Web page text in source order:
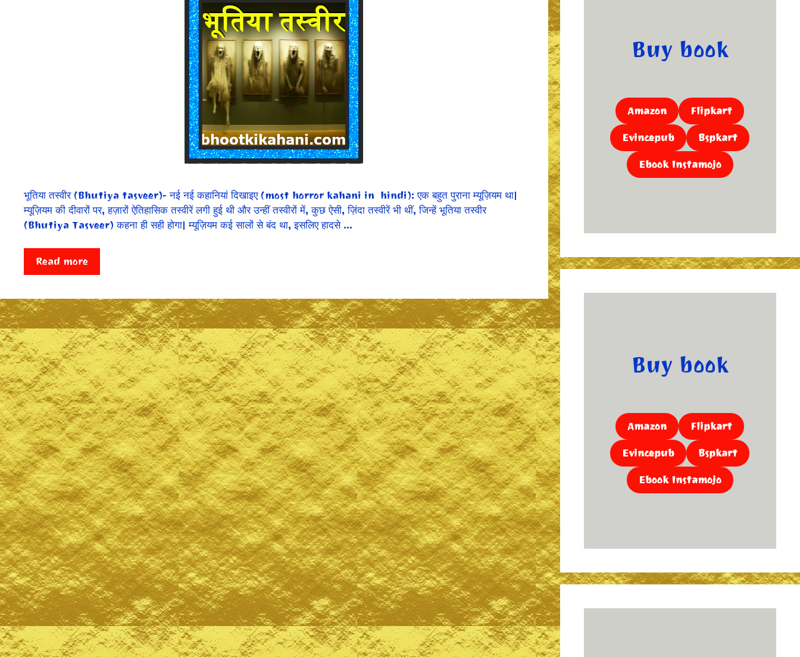
भूतिया तस्वीर (Bhutiya tasveer)- नई नई कहानियां दिखाइए (most horror kahani in hindi): एक बहुत पुराना म्यूज़ियम था|
म्यूज़ियम की दीवारों पर, हज़ारों ऐतिहासिक तस्वीरें लगी हुई थी और उन्हीं तस्वीरों में, कुछ ऐसी, ज़िंदा तस्वीरें भी थीं, जिन्हें भूतिया तस्वीर
(Bhutiya Tasveer) कहना ही सही होगा| म्यूज़ियम कई सालों से बंद था, इसलिए हादसे …
Read more
Buy book
Amazon
Flipkart
Evincepub
Bspkart
Ebook Instamojo
Buy book
Amazon
Flipkart
Evincepub
Bspkart
Ebook Instamojo